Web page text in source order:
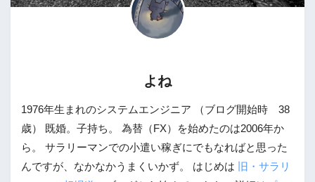
よね
1976年生まれのシステムエンジニア （ブログ開始時 38
歳） 既婚。子持ち。 為替（FX）を始めたのは2006年か
ら。 サラリーマンでの小遣い稼ぎにでもなればと思った
んですが、なかなかうまくいかず。 はじめは
旧・サラリ